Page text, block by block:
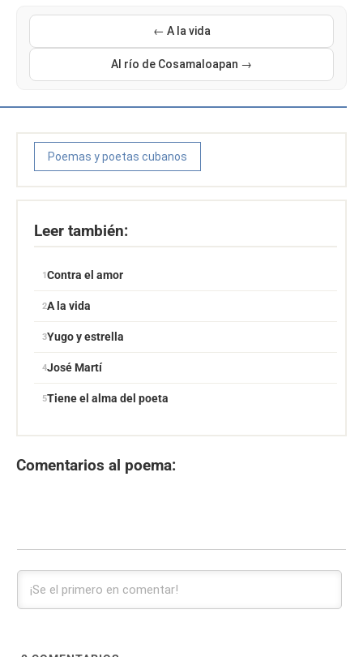
← A la vida
Al río de Cosamaloapan →
Poemas y poetas cubanos
Leer también:
Contra el amor
A la vida
Yugo y estrella
José Martí
Tiene el alma del poeta
Comentarios al poema: